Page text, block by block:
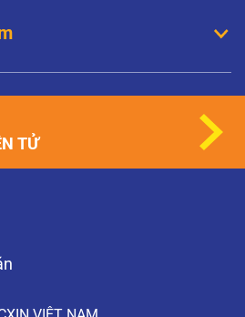
TỬ